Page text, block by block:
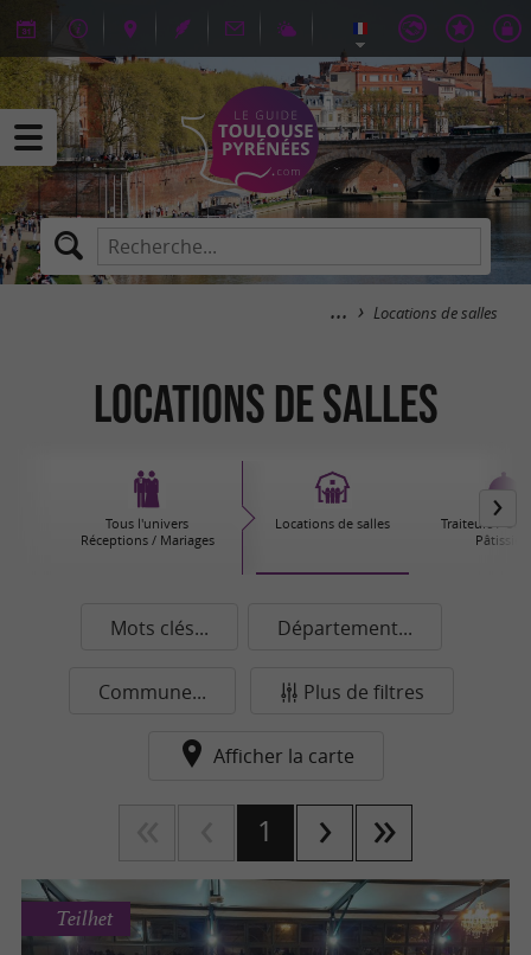
Locations de salles
Locations de salles
Tous l'univers
Réceptions / Mariages
Locations de salles
Traiteurs /
Mots clés... Département...
Commune... Plus de filtres
Afficher la carte
1
Teilhet